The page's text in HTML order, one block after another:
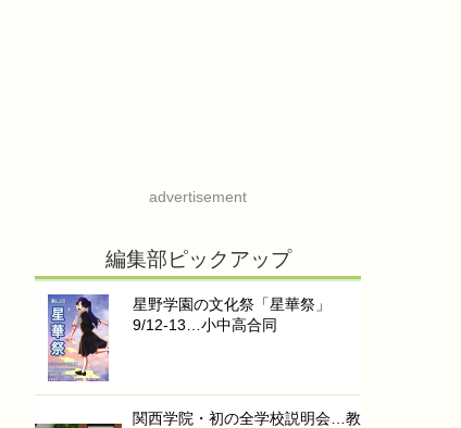
advertisement
編集部ピックアップ
星野学園の文化祭「星華祭」
9/12-13…小中高合同
関西学院・初の全学校説明会…教